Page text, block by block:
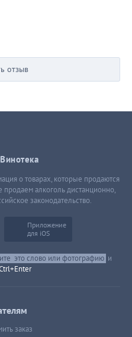
отзыв
о товарах, которые продаются
алкоголь дистанционно,
законодательство.
Приложение
для iOS
это слово или фотографию и
заказ